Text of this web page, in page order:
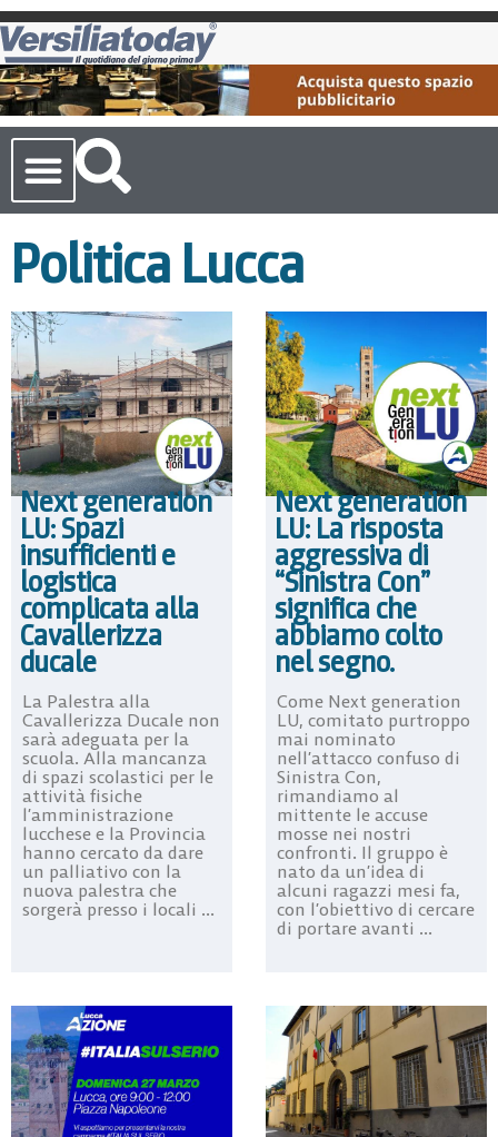
Politica Lucca
Next generation
LU: Spazi
insufficienti e
logistica
complicata alla
Cavallerizza
ducale
La Palestra alla
Cavallerizza Ducale non
sarà adeguata per la
scuola. Alla mancanza
di spazi scolastici per le
attività fisiche
l’amministrazione
lucchese e la Provincia
hanno cercato da dare
un palliativo con la
nuova palestra che
sorgerà presso i locali ...
Next generation
LU: La risposta
aggressiva di
“Sinistra Con”
significa che
abbiamo colto
nel segno.
Come Next generation
LU, comitato purtroppo
mai nominato
nell’attacco confuso di
Sinistra Con,
rimandiamo al
mittente le accuse
mosse nei nostri
confronti. Il gruppo è
nato da un’idea di
alcuni ragazzi mesi fa,
con l’obiettivo di cercare
di portare avanti ...